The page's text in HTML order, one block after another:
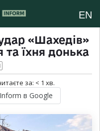
EN
«Шахедів»
їхня донька
за: < 1 хв.
в Google